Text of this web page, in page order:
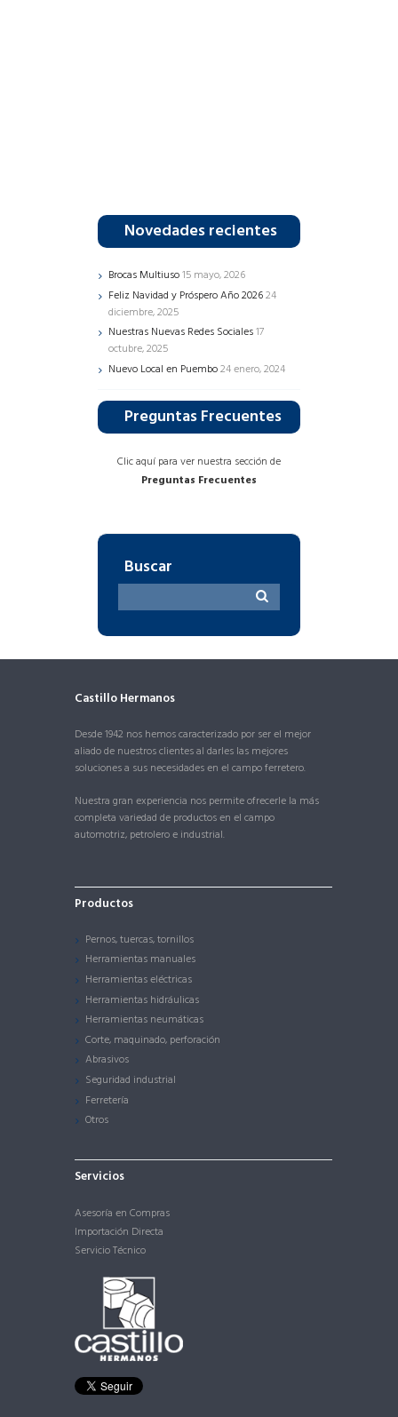
Novedades recientes
Brocas Multiuso15 mayo, 2026
Feliz Navidad y Próspero Año 202624
diciembre, 2025
Nuestras Nuevas Redes Sociales17
octubre, 2025
Nuevo Local en Puembo24 enero, 2024
Preguntas Frecuentes
Clic aquí para ver nuestra sección de
Preguntas Frecuentes
Buscar
Castillo Hermanos
Desde 1942 nos hemos caracterizado por ser el mejor
aliado de nuestros clientes al darles las mejores
soluciones a sus necesidades en el campo ferretero.
Nuestra gran experiencia nos permite ofrecerle la más
completa variedad de productos en el campo
automotriz, petrolero e industrial.
Productos
Pernos, tuercas, tornillos
Herramientas manuales
Herramientas eléctricas
Herramientas hidráulicas
Herramientas neumáticas
Corte, maquinado, perforación
Abrasivos
Seguridad industrial
Ferretería
Otros
Servicios
Asesoría en Compras
Importación Directa
Servicio Técnico